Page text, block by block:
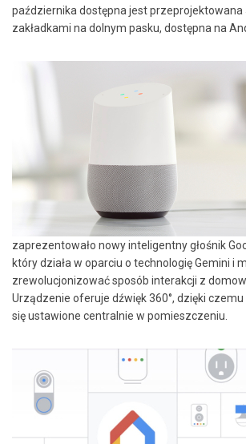
października dostępna jest
zakładkami na dolnym pasku, dostępna na
zaprezentowało nowy inteligentny głośnik
który działa w oparciu o technologię Gemini i
zrewolucjonizować sposób interakcji z
Urządzenie oferuje dźwięk 360°, dzięki
się ustawione centralnie w pomieszczeniu.